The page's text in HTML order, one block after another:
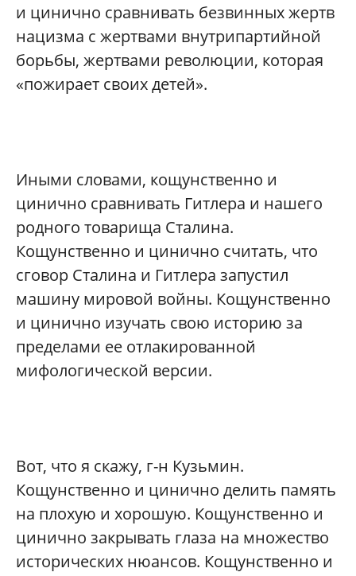
и цинично сравнивать безвинных жертв
нацизма с жертвами внутрипартийной
борьбы, жертвами революции, которая
«пожирает своих детей».
Иными словами, кощунственно и
цинично сравнивать Гитлера и нашего
родного товарища Сталина.
Кощунственно и цинично считать, что
сговор Сталина и Гитлера запустил
машину мировой войны. Кощунственно
и цинично изучать свою историю за
пределами ее отлакированной
мифологической версии.
Вот, что я скажу, г-н Кузьмин.
Кощунственно и цинично делить память
на плохую и хорошую. Кощунственно и
цинично закрывать глаза на множество
исторических нюансов. Кощунственно и